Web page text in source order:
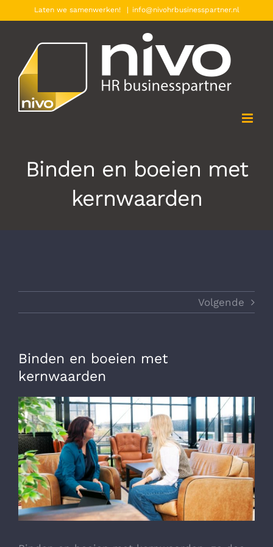
Laten we samenwerken! | info@nivohrbusinesspartner.nl
Binden en boeien met
kernwaarden
Volgende
Binden en boeien met
kernwaarden
Bekijk
grotere
afbeelding